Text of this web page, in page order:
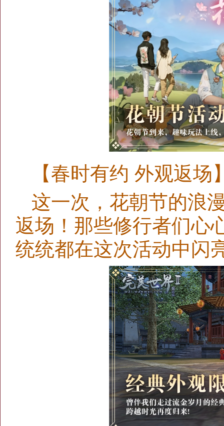
【春时有约 外观返场
这一次，花朝节的浪
返场！那些修行者们心
统统都在这次活动中闪